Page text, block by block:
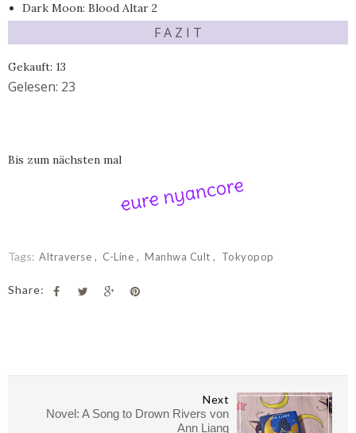
Dark Moon: Blood Altar 2
F A Z I T
Gekauft: 13
Gelesen: 23
Bis zum nächsten mal
Tags: Altraverse C-Line Manhwa Cult Tokyopop
Share:
Next
Novel: A Song to Drown Rivers von
Ann Liang